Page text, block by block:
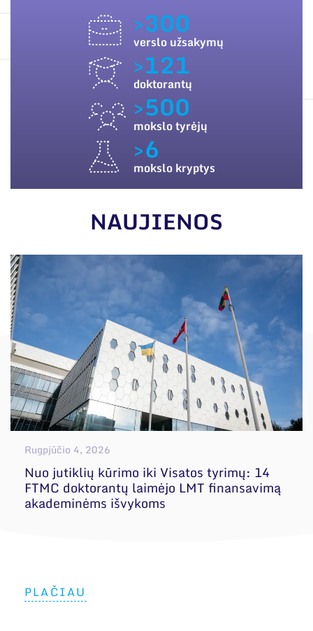
organizacijose bei asociacijose
SUSISIEKITE SU MUMIS
>300
verslo užsakymų
>121
doktorantų
>500
mokslo tyrėjų
>6
mokslo kryptys
NAUJIENOS
Rugpjūčio 4, 2026
Nuo jutiklių kūrimo iki Visatos tyrimų: 14
FTMC doktorantų laimėjo LMT finansavimą
akademinėms išvykoms
PLAČIAU